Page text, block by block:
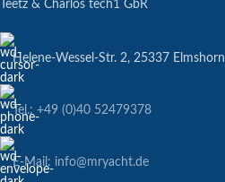
Teetz & Charlos tech1 GbR
Helene-Wessel-Str. 2, 25337 Elmshorn
Tel.: +49 (0)40 52479378
E-Mail: info@mryacht.de